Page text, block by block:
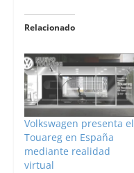
Relacionado
Volkswagen presenta el
Touareg en España
mediante realidad
virtual